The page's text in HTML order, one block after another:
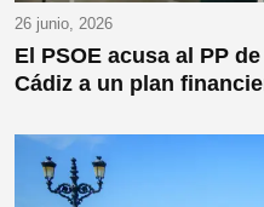
26 junio, 2026
El PSOE acusa al PP
Cádiz a un plan